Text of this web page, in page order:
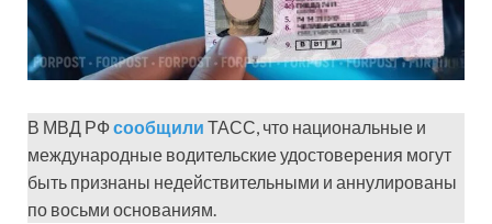
В МВД РФсообщили ТАСС, что национальные и
международные водительские удостоверения могут
быть признаны недействительными и аннулированы
по восьми основаниям.